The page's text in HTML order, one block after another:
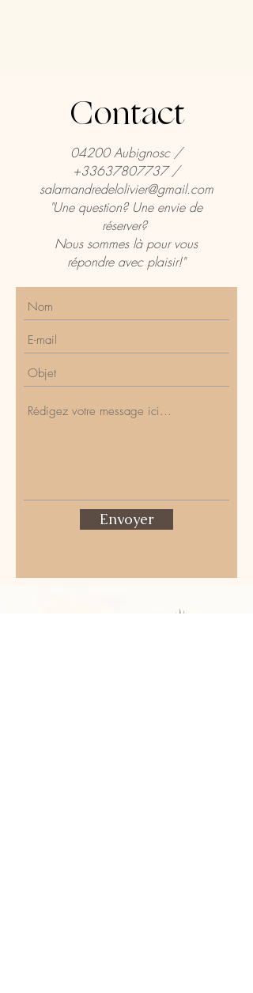
Contact
04200 Aubignosc /
+33637807737/
salamandredelolivier@gmail.com
"Une question? Une envie de
réserver?
Nous sommes là pour vous
répondre avec plaisir!"
Envoyer